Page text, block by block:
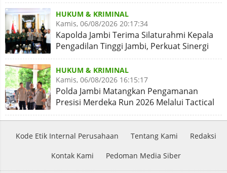
HUKUM & KRIMINAL
Kamis, 06/08/2026 20:17:34
Kapolda Jambi Terima Silaturahmi Kepala
Pengadilan Tinggi Jambi, Perkuat Sinergi
Antar Lembaga
HUKUM & KRIMINAL
Kamis, 06/08/2026 16:15:17
Polda Jambi Matangkan Pengamanan
Presisi Merdeka Run 2026 Melalui Tactical
Floor Game
Kode Etik Internal Perusahaan Tentang Kami Redaksi
Kontak Kami Pedoman Media Siber